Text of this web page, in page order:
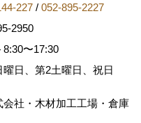
227 / 052-895-2227
2950
8:30〜17:30
曜日、第2土曜日、祝日
会社・木材加工工場・倉庫